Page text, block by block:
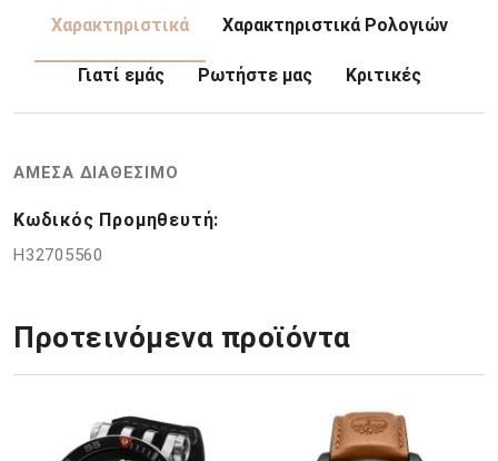
Χαρακτηριστικά Χαρακτηριστικά Ρολογιών
Γιατί εμάς Ρωτήστε μας Κριτικές
ΑΜΕΣΑ ΔΙΑΘΕΣΙΜΟ
Κωδικός Προμηθευτή:
H32705560
Προτεινόμενα προϊόντα